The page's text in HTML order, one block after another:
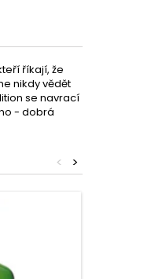
říkají, že
nikdy vědět
se navrací
- dobrá
>
<